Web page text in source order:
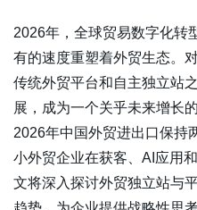
2026年，全球贸易数字化转
有的速度重塑着外贸生态。
传统外贸平台和自主独立站
展，成为一个关乎未来增长
2026年中国外贸进出口保持
小外贸企业在获客、AI应用
文将深入探讨外贸独立站与